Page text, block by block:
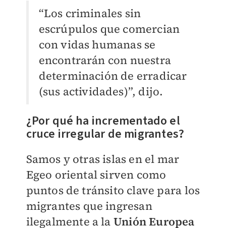
“Los criminales sin
escrúpulos que comercian
con vidas humanas se
encontrarán con nuestra
determinación de erradicar
(sus actividades)”, dijo.
¿Por qué ha incrementado el
cruce irregular de migrantes?
Samos y otras islas en el mar
Egeo oriental sirven como
puntos de tránsito clave para los
migrantes que ingresan
ilegalmente a la Unión Europea